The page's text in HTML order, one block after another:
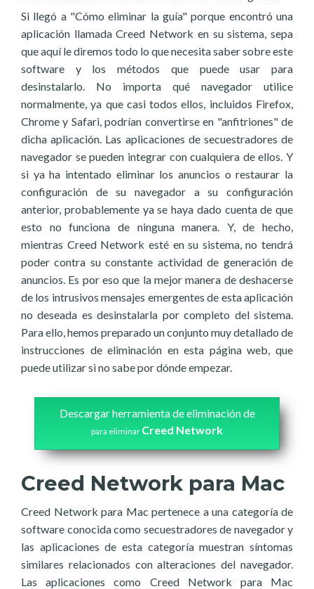
Si llegó a "Cómo eliminar la guía" porque encontró una
aplicación llamada Creed Network en su sistema, sepa
que aquí le diremos todo lo que necesita saber sobre este
software y los métodos que puede usar para
desinstalarlo. No importa qué navegador utilice
normalmente, ya que casi todos ellos, incluidos Firefox,
Chrome y Safari, podrían convertirse en "anfitriones" de
dicha aplicación. Las aplicaciones de secuestradores de
navegador se pueden integrar con cualquiera de ellos. Y
si ya ha intentado eliminar los anuncios o restaurar la
configuración de su navegador a su configuración
anterior, probablemente ya se haya dado cuenta de que
esto no funciona de ninguna manera. Y, de hecho,
mientras Creed Network esté en su sistema, no tendrá
poder contra su constante actividad de generación de
anuncios. Es por eso que la mejor manera de deshacerse
de los intrusivos mensajes emergentes de esta aplicación
no deseada es desinstalarla por completo del sistema.
Para ello, hemos preparado un conjunto muy detallado de
instrucciones de eliminación en esta página web, que
puede utilizar si no sabe por dónde empezar.
Descargar herramienta de eliminación de
para eliminar Creed Network
Creed Network para Mac
Creed Network para Mac pertenece a una categoría de
software conocida como secuestradores de navegador y
las aplicaciones de esta categoría muestran síntomas
similares relacionados con alteraciones del navegador.
Las aplicaciones como Creed Network para Mac